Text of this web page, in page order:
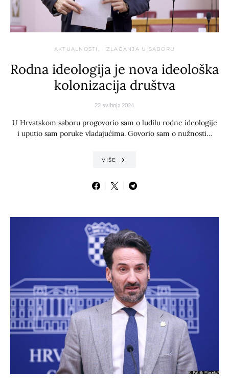
AKTUALNOSTI IZLAGANJA U SABORU
Rodna ideologija je nova ideološka
kolonizacija društva
22. svibnja 2024.
U Hrvatskom saboru progovorio sam o ludilu rodne ideologije
i uputio sam poruke vladajućima. Govorio sam o nužnosti…
VIŠE